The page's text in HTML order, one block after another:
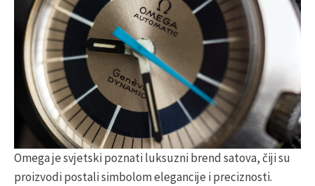
Omega je svjetski poznati luksuzni brend satova, čiji su
proizvodi postali simbolom elegancije i preciznosti.